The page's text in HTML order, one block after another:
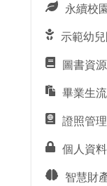
永續校
示範幼
圖書資源
畢業生
證照管
個人資
智慧財